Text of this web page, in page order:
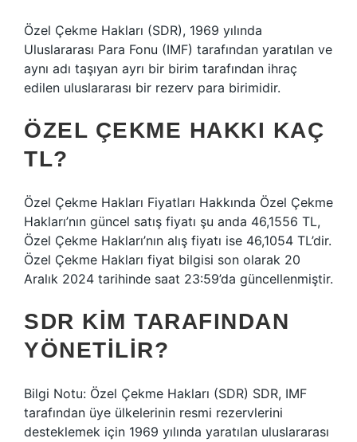
Özel Çekme Hakları (SDR), 1969 yılında
Uluslararası Para Fonu (IMF) tarafından yaratılan ve
aynı adı taşıyan ayrı bir birim tarafından ihraç
edilen uluslararası bir rezerv para birimidir.
ÖZEL ÇEKME HAKKI KAÇ
TL?
Özel Çekme Hakları Fiyatları Hakkında Özel Çekme
Hakları’nın güncel satış fiyatı şu anda 46,1556 TL,
Özel Çekme Hakları’nın alış fiyatı ise 46,1054 TL’dir.
Özel Çekme Hakları fiyat bilgisi son olarak 20
Aralık 2024 tarihinde saat 23:59’da güncellenmiştir.
SDR KIM TARAFINDAN
YÖNETILIR?
Bilgi Notu: Özel Çekme Hakları (SDR) SDR, IMF
tarafından üye ülkelerinin resmi rezervlerini
desteklemek için 1969 yılında yaratılan uluslararası